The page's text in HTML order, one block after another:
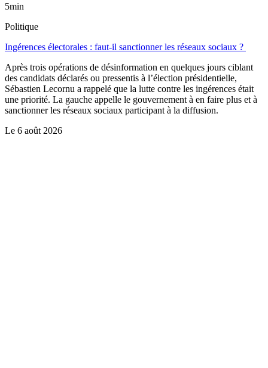
5min
Politique
Ingérences électorales : faut-il sanctionner les réseaux sociaux ?
Après trois opérations de désinformation en quelques jours ciblant
des candidats déclarés ou pressentis à l’élection présidentielle,
Sébastien Lecornu a rappelé que la lutte contre les ingérences était
une priorité. La gauche appelle le gouvernement à en faire plus et à
sanctionner les réseaux sociaux participant à la diffusion.
Le 6 août 2026